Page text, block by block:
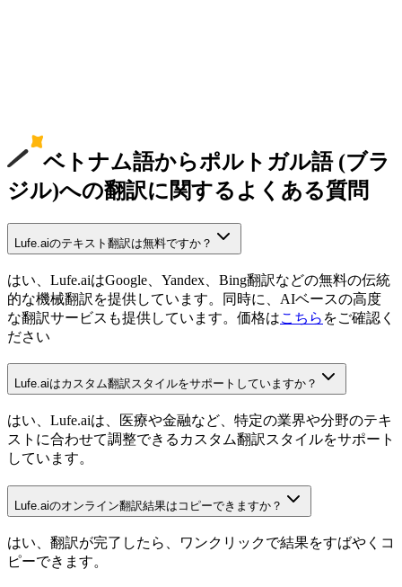
ベトナム語からポルトガル語 (ブラ
ジル)への翻訳に関するよくある質問
Lufe.aiのテキスト翻訳は無料ですか？
はい、Lufe.aiはGoogle、Yandex、Bing翻訳などの無料の伝統
的な機械翻訳を提供しています。同時に、AIベースの高度
な翻訳サービスも提供しています。価格はこちら をご確認く
ださい
Lufe.aiはカスタム翻訳スタイルをサポートしていますか？
はい、Lufe.aiは、医療や金融など、特定の業界や分野のテキ
ストに合わせて調整できるカスタム翻訳スタイルをサポート
しています。
Lufe.aiのオンライン翻訳結果はコピーできますか？
はい、翻訳が完了したら、ワンクリックで結果をすばやくコ
ピーできます。